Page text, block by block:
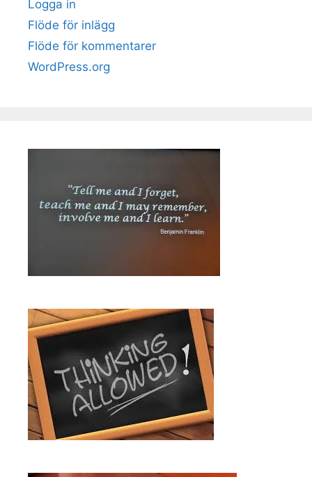
Logga in
Flöde för inlägg
Flöde för kommentarer
WordPress.org